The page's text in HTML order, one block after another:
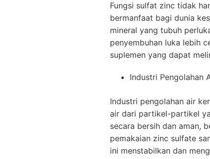
Fungsi sulfat zinc tidak
bermanfaat bagi dunia
mineral yang tubuh
penyembuhan luka lebih
suplemen yang dapat
Industri Pengolahan
Industri pengolahan air
air dari partikel-partikel
secara bersih dan aman,
pemakaian zinc sulfate
ini menstabilkan dan